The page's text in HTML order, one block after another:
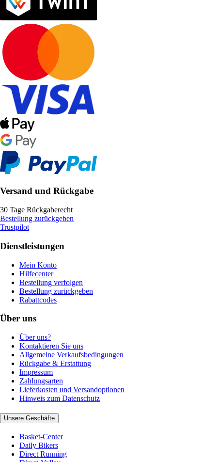
Versand und Rückgabe
30 Tage Rückgaberecht
Bestellung zurückgeben
Trustpilot
Dienstleistungen
Mein Konto
Hilfecenter
Bestellung verfolgen
Bestellung zurückgeben
Rabattcodes
Über uns
Über uns?
Kontaktieren Sie uns
Allgemeine Verkaufsbedingungen
Rückgabe & Erstattung
Impressum
Zahlungsarten
Lieferkosten und Versandoptionen
Hinweis zum Datenschutz
Unsere Geschäfte
Basket-Center
Daily Bikers
Direct Running